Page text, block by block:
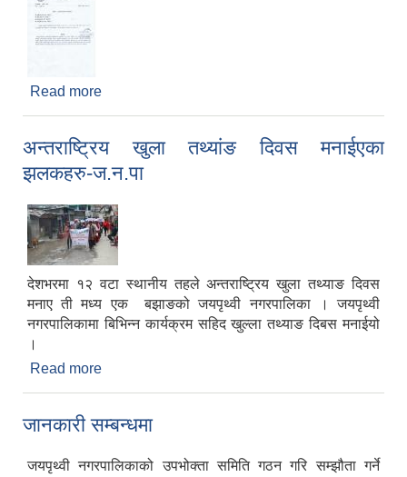
Read more
अन्तराष्ट्रिय खुला तथ्यांङ दिवस मनाईएका
झलकहरु-ज.न.पा
देशभरमा १२ वटा स्थानीय तहले अन्तराष्ट्रिय खुला तथ्याङ दिवस
मनाए ती मध्य एक बझाङको जयपृथ्वी नगरपालिका । जयपृथ्वी
नगरपालिकामा बिभिन्न कार्यक्रम सहिद खुल्ला तथ्याङ दिबस मनाईयो
।
Read more
जानकारी सम्बन्धमा
जयपृथ्वी नगरपालिकाको उपभोक्ता समिति गठन गरि सम्झौता गर्ने